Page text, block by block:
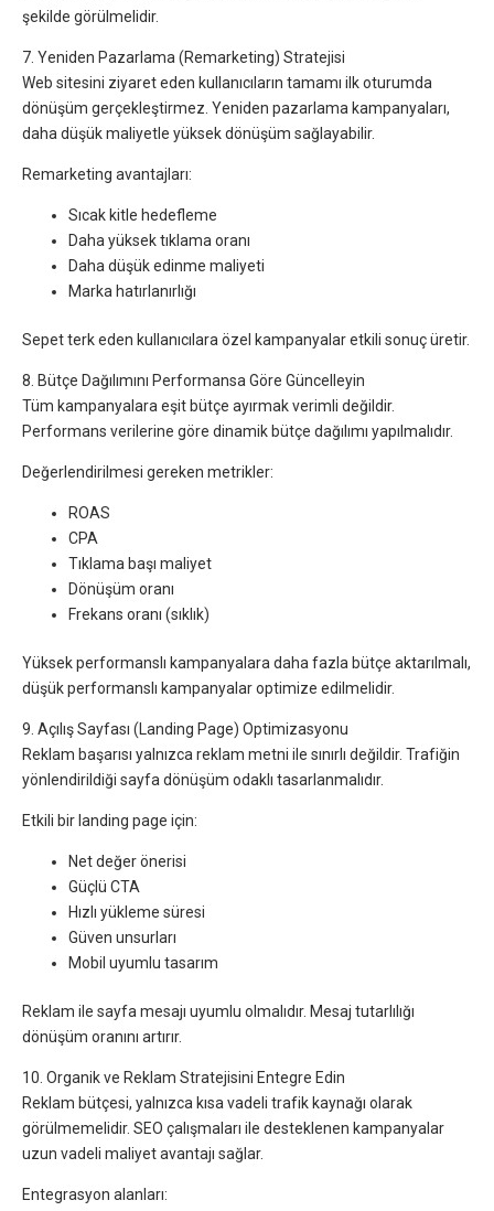
şekilde görülmelidir.
7. Yeniden Pazarlama (Remarketing) Stratejisi
Web sitesini ziyaret eden kullanıcıların tamamı ilk oturumda
dönüşüm gerçekleştirmez. Yeniden pazarlama kampanyaları,
daha düşük maliyetle yüksek dönüşüm sağlayabilir.
Remarketing avantajları:
Sıcak kitle hedefleme
Daha yüksek tıklama oranı
Daha düşük edinme maliyeti
Marka hatırlanırlığı
Sepet terk eden kullanıcılara özel kampanyalar etkili sonuç üretir.
8. Bütçe Dağılımını Performansa Göre Güncelleyin
Tüm kampanyalara eşit bütçe ayırmak verimli değildir.
Performans verilerine göre dinamik bütçe dağılımı yapılmalıdır.
Değerlendirilmesi gereken metrikler:
ROAS
CPA
Tıklama başı maliyet
Dönüşüm oranı
Frekans oranı (sıklık)
Yüksek performanslı kampanyalara daha fazla bütçe aktarılmalı,
düşük performanslı kampanyalar optimize edilmelidir.
9. Açılış Sayfası (Landing Page) Optimizasyonu
Reklam başarısı yalnızca reklam metni ile sınırlı değildir. Trafiğin
yönlendirildiği sayfa dönüşüm odaklı tasarlanmalıdır.
Etkili bir landing page için:
Net değer önerisi
Güçlü CTA
Hızlı yükleme süresi
Güven unsurları
Mobil uyumlu tasarım
Reklam ile sayfa mesajı uyumlu olmalıdır. Mesaj tutarlılığı
dönüşüm oranını artırır.
10. Organik ve Reklam Stratejisini Entegre Edin
Reklam bütçesi, yalnızca kısa vadeli trafik kaynağı olarak
görülmemelidir. SEO çalışmaları ile desteklenen kampanyalar
uzun vadeli maliyet avantajı sağlar.
Entegrasyon alanları: